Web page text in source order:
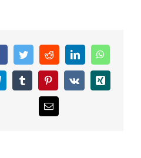
FacebookTwitterRedditLinkedIn
TelegramTumblr PinterestVk Xing
E-
mail